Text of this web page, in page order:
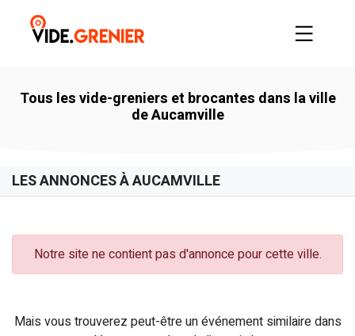
Tous les vide-greniers et brocantes dans la ville
de Aucamville
LES ANNONCES À AUCAMVILLE
Notre site ne contient pas d'annonce pour cette ville.
Mais vous trouverez peut-être un événement similaire dans